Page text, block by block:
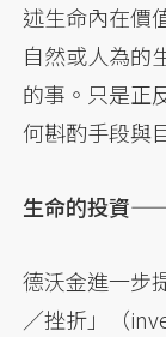
述生命內在價
自然或人為的
的事。只是正
何斟酌手段與
生命的投資
德沃金進一步
／挫折」（